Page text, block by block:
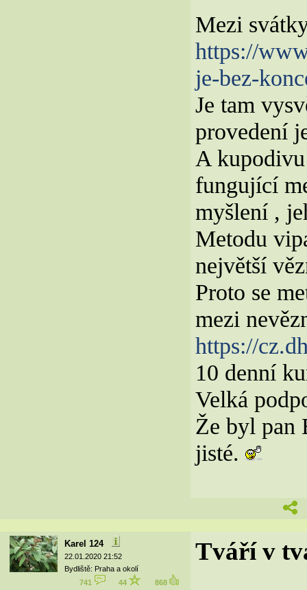
Mezi
https://
je-bez-
Je tam
provedení
A
fungující
myšlení ,
Metodu
největší
Proto se
mezi
https://
10 denní
Velká
Že byl pan
jisté.
Karel 124
22.01.2020 21:52
Bydliště: Praha a okolí
741
44 868
Tváří v